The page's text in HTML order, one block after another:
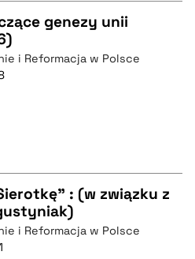
genezy unii
i Reformacja w Polsce
: (w związku z
i Reformacja w Polsce